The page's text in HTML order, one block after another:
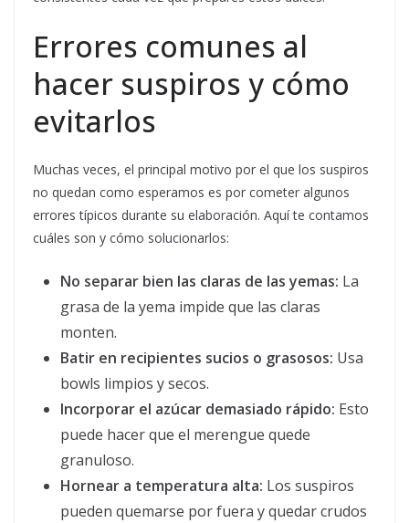
Errores comunes al
hacer suspiros y cómo
evitarlos
Muchas veces, el principal motivo por el que los suspiros
no quedan como esperamos es por cometer algunos
errores típicos durante su elaboración. Aquí te contamos
cuáles son y cómo solucionarlos:
No separar bien las claras de las yemas: La
grasa de la yema impide que las claras
monten.
Batir en recipientes sucios o grasosos: Usa
bowls limpios y secos.
Incorporar el azúcar demasiado rápido: Esto
puede hacer que el merengue quede
granuloso.
Hornear a temperatura alta: Los suspiros
pueden quemarse por fuera y quedar crudos